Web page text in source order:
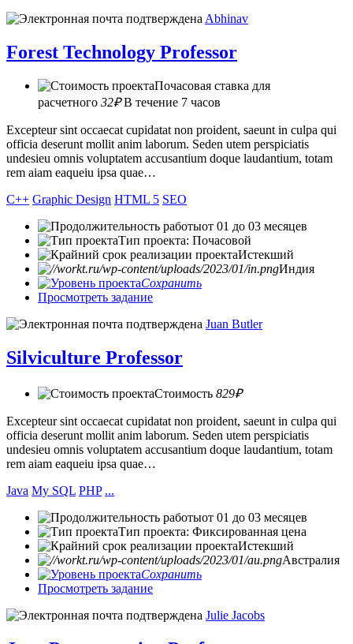
Abhinav
Forest Technology Professor
Почасовая ставка для
расчетного 32₽В течение 7 часов
Excepteur sint occaecat cupidatat non proident, saeunt in culpa qui
officia deserunt mollit anim laborum. Seden utem perspiciatis
undesieu omnis voluptatem accusantium doque laudantium, totam
rem aiam eaqueiu ipsa quae…
C++ Graphic Design HTML 5 SEO
от 01 до 03 месяцев
Тип проекта: Почасовой
Истекший
Индия
Сохранить
Просмотреть задание
Juan Butler
Silviculture Professor
Стоимость 829₽
Excepteur sint occaecat cupidatat non proident, saeunt in culpa qui
officia deserunt mollit anim laborum. Seden utem perspiciatis
undesieu omnis voluptatem accusantium doque laudantium, totam
rem aiam eaqueiu ipsa quae…
Java My SQL PHP ...
от 01 до 03 месяцев
Тип проекта: Фиксированная цена
Истекший
Австралия
Сохранить
Просмотреть задание
Julie Jacobs